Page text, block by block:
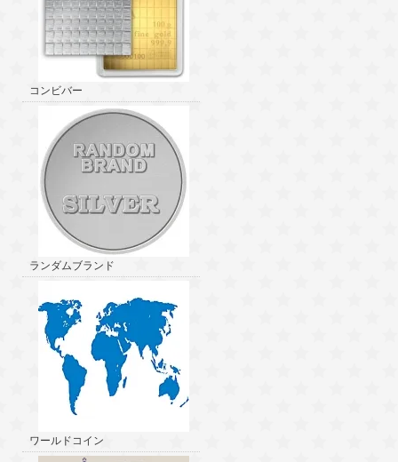
コンビバー
ランダムブランド
ワールドコイン